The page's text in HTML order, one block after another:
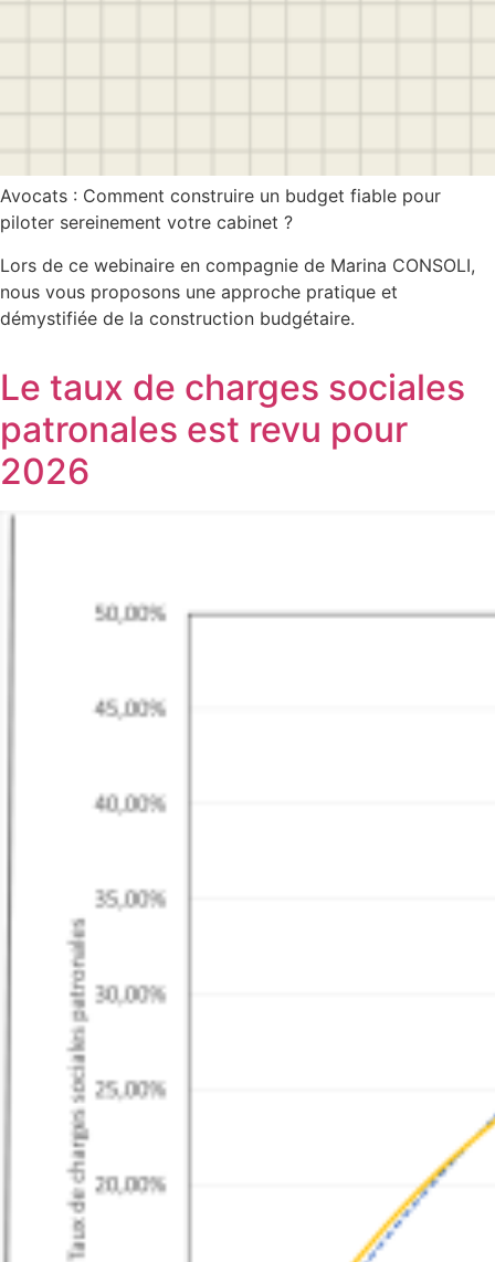
Avocats : Comment construire un budget fiable pour
piloter sereinement votre cabinet ?
Lors de ce webinaire en compagnie de Marina CONSOLI,
nous vous proposons une approche pratique et
démystifiée de la construction budgétaire.
Le taux de charges sociales
patronales est revu pour
2026